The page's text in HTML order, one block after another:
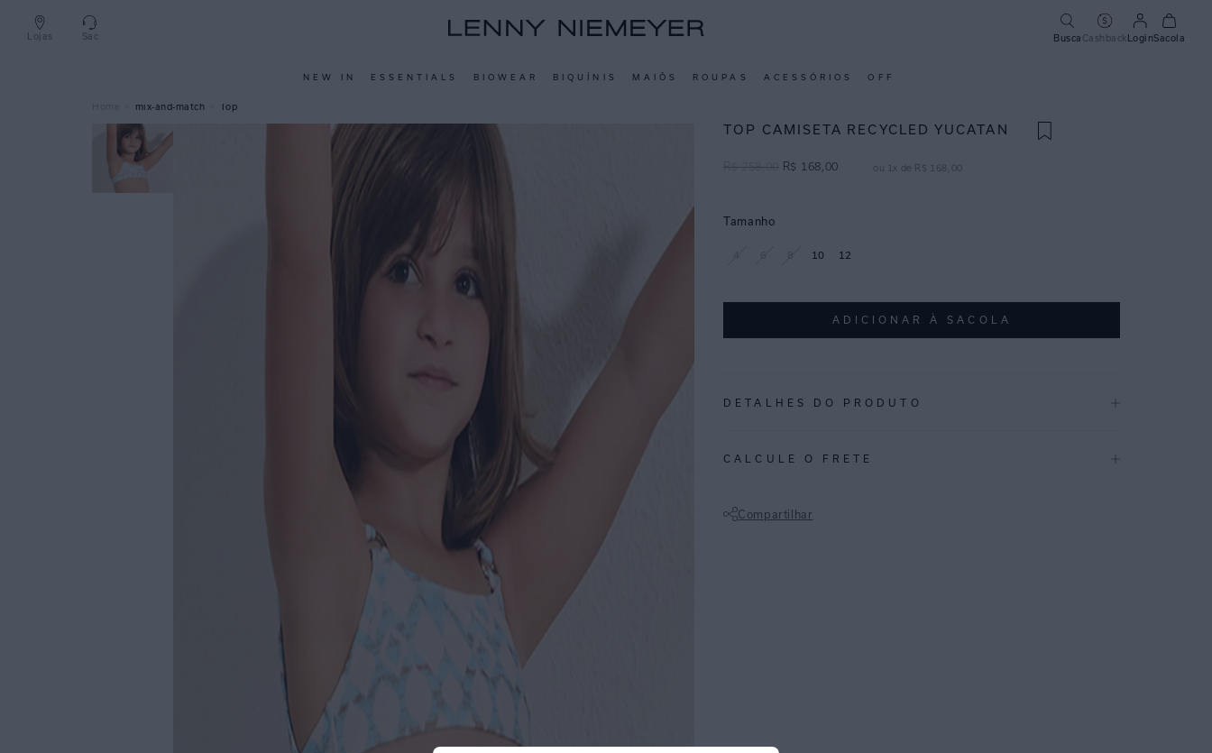
Lojas Sac Busca CashbackLoginSacola
NEW IN ESSENTIALS BIOWEAR BIQUÍNIS MAIÔS ROUPAS ACESSÓRIOS OFF
mix-and-match Top
TOP CAMISETA RECYCLED YUCATAN
R$ 258,00 R$ 168 00 ou 1 x de R$ 168 00
Tamanho
10 12
ADICIONAR À SACOLA
DETALHES DO PRODUTO
COMPOSIÇÃO
CALCULE O FRETE
Compartilhar